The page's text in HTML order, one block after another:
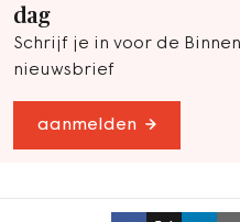
dag
Schrijf je in voor de
nieuwsbrief
aanmelden